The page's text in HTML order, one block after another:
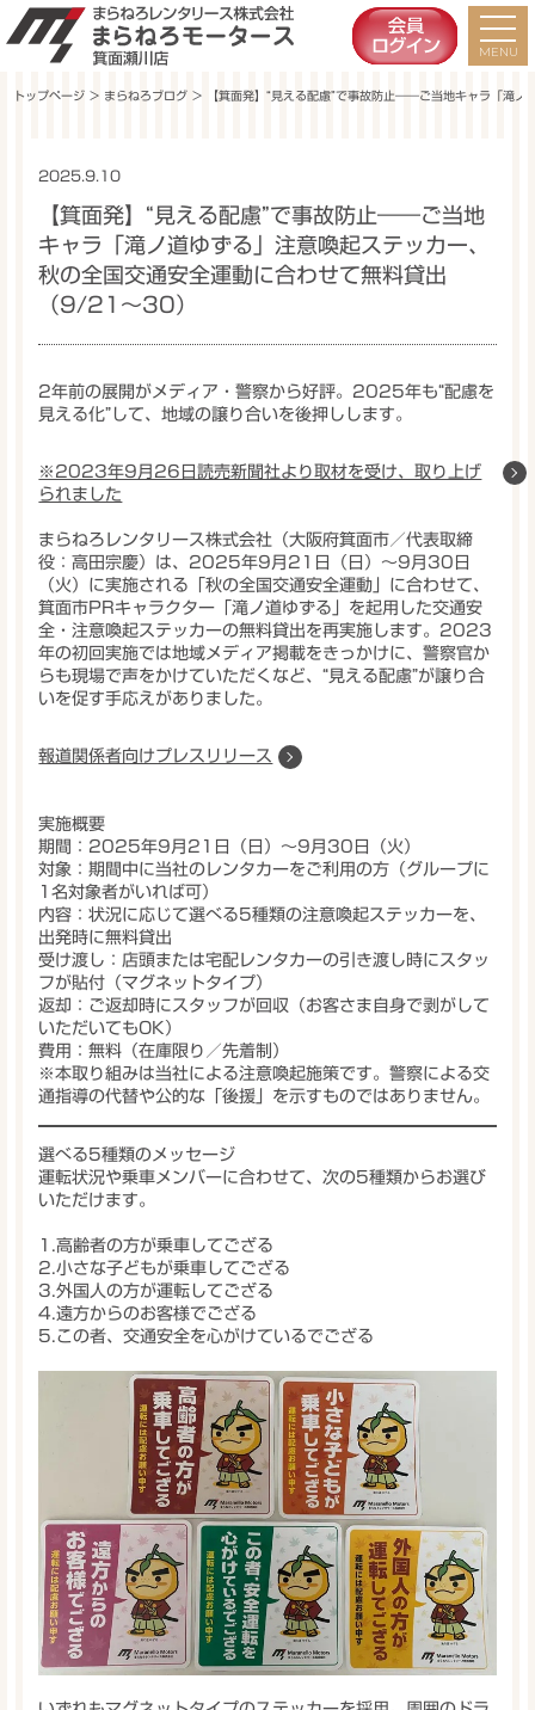
トップページ ＞ まらねろブログ ＞ 【箕面発】“見える配慮”で事故防止――ご当地キャラ「滝
2025.9.10
【箕面発】“見える配慮”で事故防止――ご当地
キャラ「滝ノ道ゆずる」注意喚起ステッカー、
秋の全国交通安全運動に合わせて無料貸出
（9/21〜30）
2年前の展開がメディア・警察から好評。2025年も“配慮を
見える化”して、地域の譲り合いを後押しします。
※2023年9月26日読売新聞社より取材を受け、取り上げ
られました
まらねろレンタリース株式会社（大阪府箕面市／代表取締
役：高田宗慶）は、 2025年9月21日（日）〜9月30日
（火）に実施される「秋の全国交通安全運動」に合わせて、
箕面市PRキャラクター「滝ノ道ゆずる」を起用した交通安
全・注意喚起ステッカーの無料貸出を再実施します。2023
年の初回実施では地域メディア掲載をきっかけに、警察官か
らも現場で声をかけていただくなど、“見える配慮”が譲り合
いを促す手応え がありました。
報道関係者向けプレスリリース
実施概要
期間 ：2025年9月21日（日）〜9月30日（火）
対象 ：期間中に当社のレンタカーをご利用の方（グループに
1名対象者がいれば可）
内容 ：状況に応じて選べる5種類の注意喚起ステッカーを、
出発時に無料貸出
受け渡し ：店頭または宅配レンタカーの引き渡し時にスタッ
フが貼付（マグネットタイプ）
返却 ：ご返却時にスタッフが回収（お客さま自身で剥がして
いただいてもOK）
費用 ：無料（在庫限り／先着制）
※本取り組みは当社による注意喚起施策です。警察による交
通指導の代替や公的な「後援」を示すものではありません。
選べる5種類のメッセージ
運転状況や乗車メンバーに合わせて、次の5種類からお選び
いただけます。
1.高齢者の方が乗車してござる
2.小さな子どもが乗車してござる
3.外国人の方が運転してござる
4.遠方からのお客様でござる
5.この者、交通安全を心がけているでござる